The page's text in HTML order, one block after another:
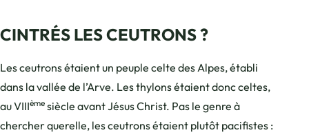
CINTRÉS LES CEUTRONS ?
Les ceutrons étaient un peuple celte des Alpes, établi
dans la vallée de l’Arve. Les thylons étaient donc celtes,
au VIIIème siècle avant Jésus Christ. Pas le genre à
chercher querelle, les ceutrons étaient plutôt pacifistes :